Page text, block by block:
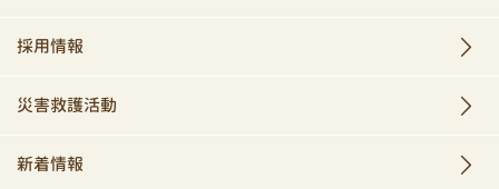
採用情報
災害救護活動
新着情報